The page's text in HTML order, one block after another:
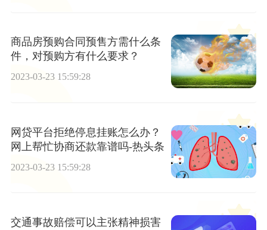
商品房预购合同预售方需什么条
件，对预购方有什么要求？
2023-03-23 15:59:28
网贷平台拒绝停息挂账怎么办？
网上帮忙协商还款靠谱吗-热头条
2023-03-23 15:59:28
交通事故赔偿可以主张精神损害